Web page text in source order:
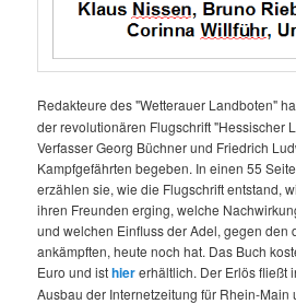
Redakteure des "Wetterauer Landboten"
der revolutionären Flugschrift "Hessischer
Verfasser Georg Büchner und Friedrich
Kampfgefährten begeben. In einen 55
erzählen sie, wie die Flugschrift entstand,
ihren Freunden erging, welche
und welchen Einfluss der Adel, gegen den
ankämpften, heute noch hat. Das Buch
Euro und isthiererhältlich. Der Erlös fließt
Ausbau der Internetzeitung für Rhein-Main